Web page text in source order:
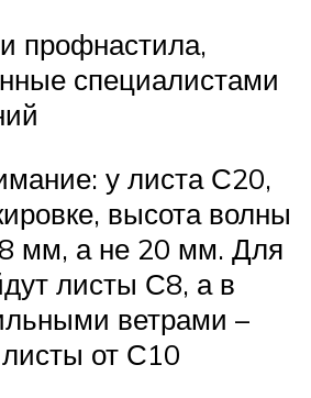
профнастила,
специалистами
у листа С20,
высота волны
мм, а не 20 мм. Для
листы С8, а в
ветрами –
от С10